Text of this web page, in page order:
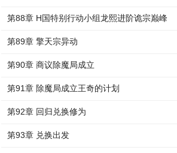
第88章 H国特别行动小组龙熙进阶诡宗巅峰
第89章 擎天宗异动
第90章 商议除魔局成立
第91章 除魔局成立王奇的计划
第92章 回归兑换修为
第93章 兑换出发